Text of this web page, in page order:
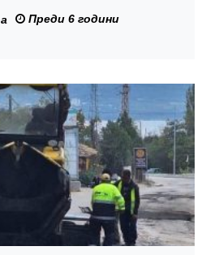
Преди 6 години